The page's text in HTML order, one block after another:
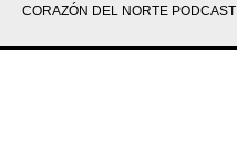
CORAZÓN DEL NORTE PODCAST